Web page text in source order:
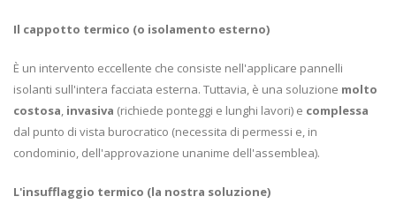
Il cappotto termico (o isolamento esterno)
È un intervento eccellente che consiste nell'applicare pannelli
isolanti sull'intera facciata esterna. Tuttavia, è una soluzione molto
costosa, invasiva (richiede ponteggi e lunghi lavori) e complessa
dal punto di vista burocratico (necessita di permessi e, in
condominio, dell'approvazione unanime dell'assemblea).
L'insufflaggio termico (la nostra soluzione)